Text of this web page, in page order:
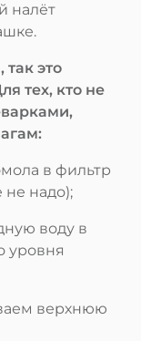
налёт
это
тех, кто не
в фильтр
не надо);
воду в
уровня
верхнюю